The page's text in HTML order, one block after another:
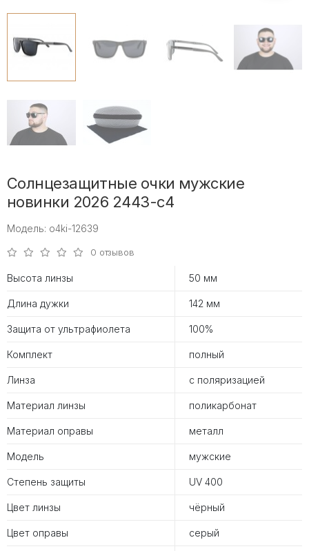
Солнцезащитные очки мужские
новинки 2026 2443-с4
Модель: o4ki-12639
0 отзывов
Высота линзы 50 мм
Длина дужки 142 мм
Защита от ультрафиолета 100%
Комплект полный
Линза с поляризацией
Материал линзы поликарбонат
Материал оправы металл
Модель мужские
Степень защиты UV 400
Цвет линзы чёрный
Цвет оправы серый